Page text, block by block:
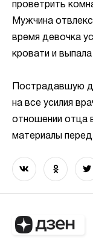
проветрить
Мужчина
время девочка
кровати и
Пострадавшую
на все усилия
отношении отца
материалы